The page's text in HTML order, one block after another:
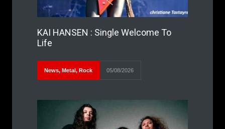
KAI HANSEN : Single Welcome To
Life
News, Metal , Rock 05/08/2026